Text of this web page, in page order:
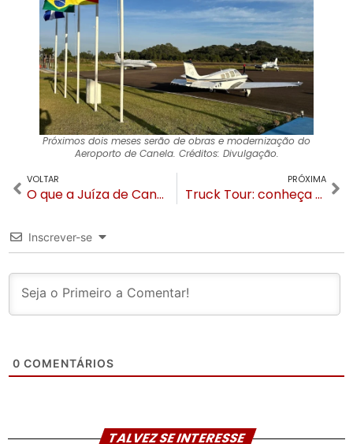
Próximos dois meses serão de obras e modernização do
Aeroporto de Canela. Créditos: Divulgação.
VOLTAR
O que a Juíza de Canela diz sobre os processos do prefeito Constantino Orsolin
PRÓXIMA
Truck Tour: conheça a nova atração temática de ecoaventura da região
Inscrever-se
0 COMENTÁRIOS
TALVEZ SE INTERESSE